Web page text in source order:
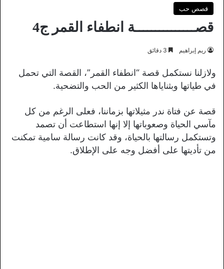
قصص حب
قصـــــــــــــــة انطفاء القمر ج4
ريم إبراهيم
ولازلنا نستكمل قصة “انطفاء القمر”، القصة التي تحمل
في طياتها وبثناياها الكثير من الحب والتضحية.
قصة عن فتاة ندر مثيلاتها بزماننا، فعلى الرغم من كل
مآسي الحياة وصعوباتها إلا إنها استطاعت أن تصمد
وتستكمل رسالتها بالحياة، وقد كانت رسالة سامية تمكنت
من تأديتها على أفضل وجه على الإطلاق.